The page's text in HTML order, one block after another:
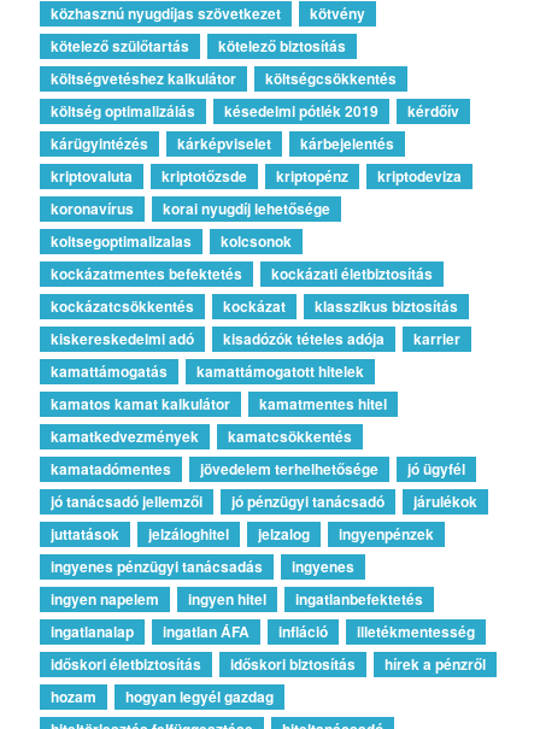
közhasznú nyugdíjas szövetkezet
kötvény
kötelező szülőtartás
kötelező biztosítás
költségvetéshez kalkulátor
költségcsökkentés
költség optimalizálás
késedelmi pótlék 2019
kérdőív
kárügyintézés
kárképviselet
kárbejelentés
kriptovaluta
kriptotőzsde kriptopénz
kriptodeviza
koronavírus
korai nyugdíj lehetősége
koltsegoptimalizalas
kolcsonok
kockázatmentes befektetés
kockázati életbiztosítás
kockázatcsökkentés
kockázat
klasszikus biztosítás
kiskereskedelmi adó
kisadózók tételes adója
karrier
kamattámogatás
kamattámogatott hitelek
kamatos kamat kalkulátor
kamatmentes hitel
kamatkedvezmények
kamatcsökkentés
kamatadómentes
jövedelem terhelhetősége
jó ügyfél
jó tanácsadó jellemzői
jó pénzügyi tanácsadó
járulékok
juttatások
jelzáloghitel jelzalog
ingyenpénzek
ingyenes pénzügyi tanácsadás
ingyenes
ingyen napelem
ingyen hitel
ingatlanbefektetés
ingatlanalap
ingatlan ÁFA infláció
illetékmentesség
időskori életbiztosítás
időskori biztosítás
hírek a pénzről
hozam
hogyan legyél gazdag